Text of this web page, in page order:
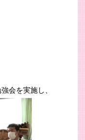
会を実施し、